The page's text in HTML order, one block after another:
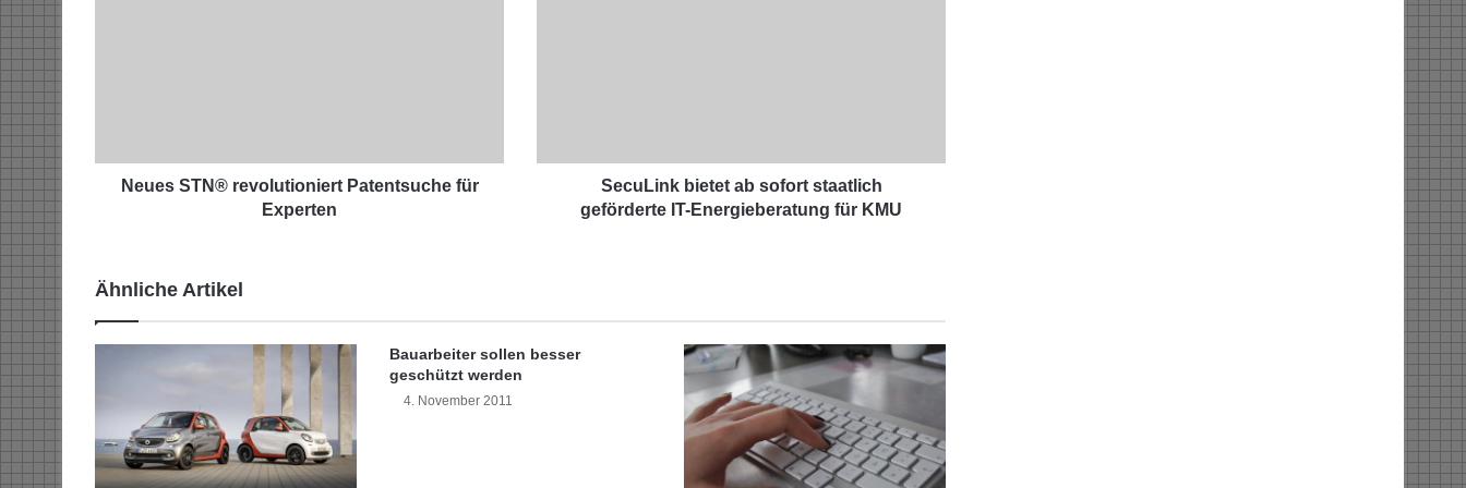
®
u
t
i
e
r
t
Neues STN® revolutioniert Patentsuche für
Experten
b
b
SecuLink bietet ab sofort staatlich
geförderte IT-Energieberatung für KMU
Ähnliche Artikel
Bauarbeiter sollen besser
geschützt werden
4. November 2011